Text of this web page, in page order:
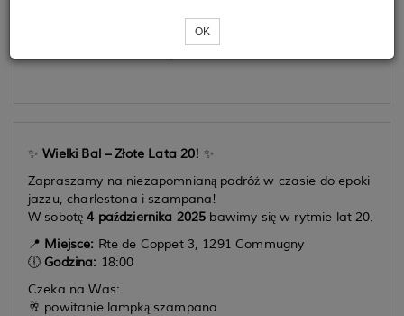
Loading...
OK
✨Wielki Bal – Złote Lata 20! ✨
Zapraszamy na niezapomnianą podróż w czasie do epoki
jazzu, charlestona i szampana!
W sobotę4 października 2025 bawimy się w rytmie lat 20.
📍 Miejsce: Rte de Coppet 3, 1291 Commugny
🕕 Godzina: 18:00
Czeka na Was:
🥂 powitanie lampką szampana